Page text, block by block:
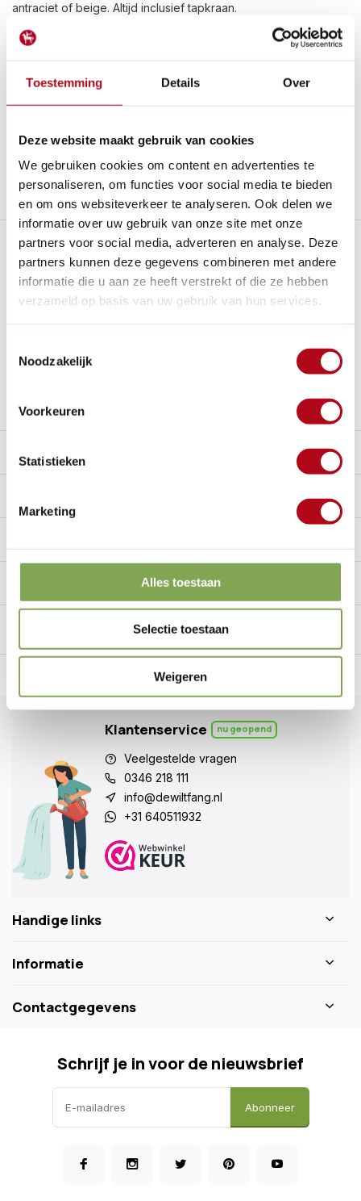
Toestemming Details Over
Deze website maakt gebruik van cookies
We gebruiken cookies om content en advertenties te
personaliseren, om functies voor social media te bieden
en om ons websiteverkeer te analyseren. Ook delen we
informatie over uw gebruik van onze site met onze
partners voor social media, adverteren en analyse. Deze
partners kunnen deze gegevens combineren met andere
informatie die u aan ze heeft verstrekt of die ze hebben
verzameld op basis van uw gebruik van hun services.
Noodzakelijk
Voorkeuren
Statistieken
Marketing
Alles toestaan
Selectie toestaan
Weigeren
antraciet of beige. Altijd inclusief tapkraan.
Betaal achteraf met Riverty.
Groot transport:
De verzendkosten zijn €14,95 in
Al28 jaarde tuinspecialist voor tuinliefhebbers
Stel een vraag over dit product
Plus- en minpunten
Grote capaciteit van 400 liter voor al uw tuinbewatering.
Dun model, dus neemt weinig ruimte in.
Op de meegeleverde kraan kan standaard geen tuinslang
Beschrijving
dagen bedenktijd
Klantenservice nu geopend
Veelgestelde vragen
0346 218 111
info@dewiltfang.nl
+31 640511932
Handige links
Informatie
Contactgegevens
Schrijf je in voor de nieuwsbrief
Abonneer